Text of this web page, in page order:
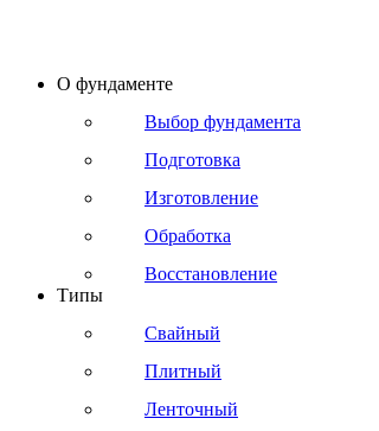
О фундаменте
Выбор фундамента
Подготовка
Изготовление
Обработка
Восстановление
Типы
Свайный
Плитный
Ленточный